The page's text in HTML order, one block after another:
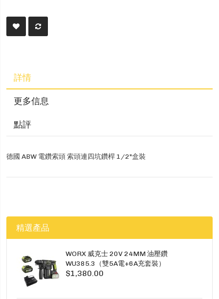
詳情
更多信息
點評
德國 ABW 電鑽索頭 索頭連四坑鑽桿 1/2"盒裝
精選產品
WORX 威克士 20V 24MM 油壓鑽
WU385.3（雙5A電+6A充套裝）
$1,380.00